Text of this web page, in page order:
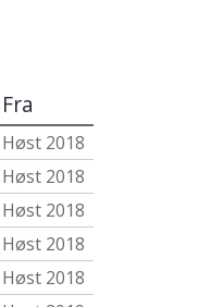
Fra
Høst 2018
Høst 2018
Høst 2018
Høst 2018
Høst 2018